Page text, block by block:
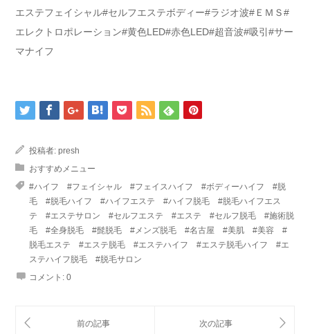
エステフェイシャル#セルフエステボディー#ラジオ波#ＥＭＳ#
エレクトロポレーション#黄色LED#赤色LED#超音波#吸引#サー
マナイフ
投稿者: presh
おすすめメニュー
#ハイフ #フェイシャル #フェイスハイフ #ボディーハイフ #脱
毛 #脱毛ハイフ #ハイフエステ #ハイフ脱毛 #脱毛ハイフエス
テ #エステサロン #セルフエステ #エステ #セルフ脱毛 #施術脱
毛 #全身脱毛 #髭脱毛 #メンズ脱毛 #名古屋 #美肌 #美容 #
脱毛エステ #エステ脱毛 #エステハイフ #エステ脱毛ハイフ #エ
ステハイフ脱毛 #脱毛サロン
コメント: 0